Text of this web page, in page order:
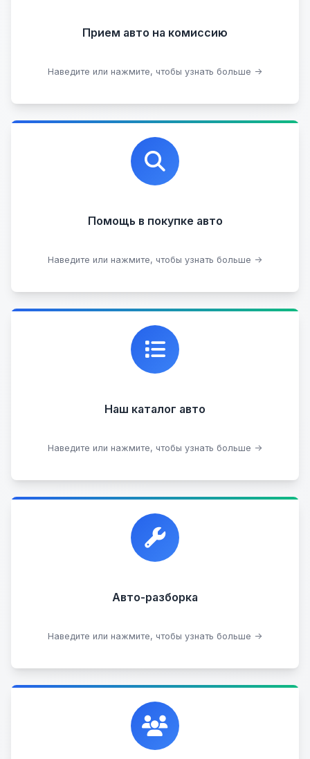
Прием авто на комиссию
Наведите или нажмите, чтобы узнать больше →
Прием битых авто
Оставить на комиссии
Помощь в покупке авто
Наведите или нажмите, чтобы узнать больше →
Профессиональная помощь в выборе автомобиля
на любых торговых площадках с проверкой
юридической чистоты.
Подобрать авто
Наш каталог авто
Наведите или нажмите, чтобы узнать больше →
Каталог проверенных автомобилей в отличном
состоянии, где вы можете найти подробную
информацию о каждом авто.
Посмотреть каталог
Авто-разборка
Наведите или нажмите, чтобы узнать больше →
Прием автомобилей для разборки на запчасти в
любом состоянии.
Сдать на разборку
Сотрудничаем с лучшими организациями. Если у
вас есть интересные идеи, мы всегда открыты к
сотрудничеству.